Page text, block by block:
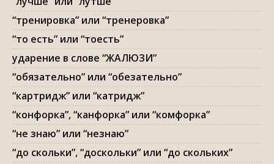
“тренировка” или “тренеровка”
“то есть” или “тоесть”
ударение в слове “ЖАЛЮЗИ”
“обязательно” или “обезательно”
“картридж” или “катридж”
“конфорка”, “канфорка” или “комфорка”
“не знаю” или “незнаю”
“до скольки”, “доскольки” или “до скольких”